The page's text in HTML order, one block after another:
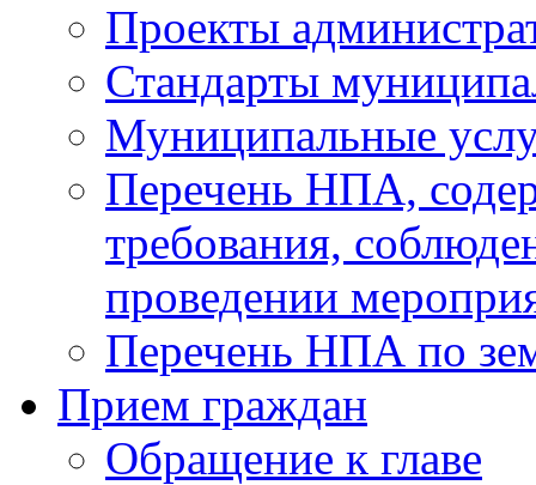
Проекты
Стандарты
Муниципальные
Перечень НПА,
требования,
проведении
Перечень НПА по
Прием граждан
Обращение к главе